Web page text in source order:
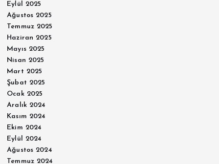
Eylül 2025
Ağustos 2025
Temmuz 2025
Haziran 2025
Mayıs 2025
Nisan 2025
Mart 2025
Şubat 2025
Ocak 2025
Aralık 2024
Kasım 2024
Ekim 2024
Eylül 2024
Ağustos 2024
Temmuz 2024